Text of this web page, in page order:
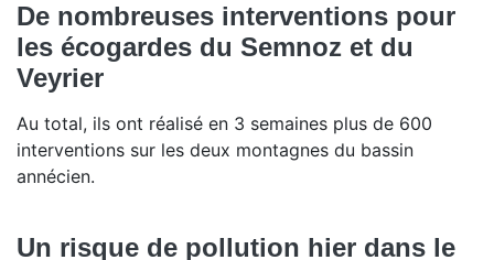
De nombreuses interventions pour
les écogardes du Semnoz et du
Veyrier
Au total, ils ont réalisé en 3 semaines plus de 600
interventions sur les deux montagnes du bassin
annécien.
Un risque de pollution hier dans le